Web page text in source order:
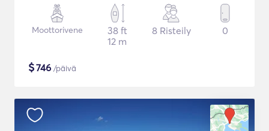
Moottorivene
38 ft
12 m
8 Risteily 0
$746 /päivä